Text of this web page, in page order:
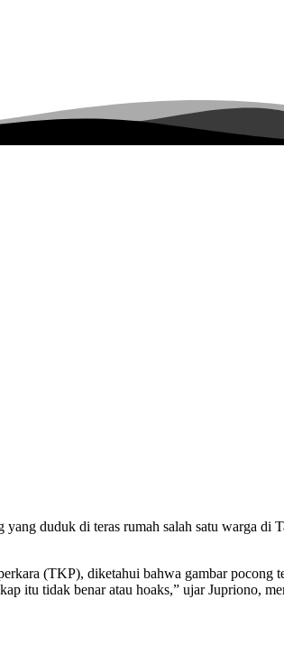
duduk di teras rumah salah satu warga di
(TKP), diketahui bahwa gambar pocong
itu tidak benar atau hoaks,” ujar Jupriono,